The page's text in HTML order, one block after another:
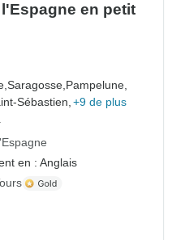
en petit
Saragosse, Pampelune,
Sébastien, +9 de plus
en : Anglais